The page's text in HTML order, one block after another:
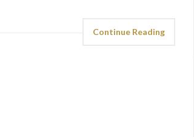
Continue Reading